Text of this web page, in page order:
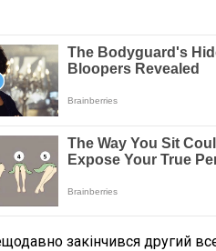
закінчився другий